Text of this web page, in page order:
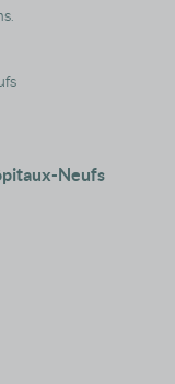
Neufs